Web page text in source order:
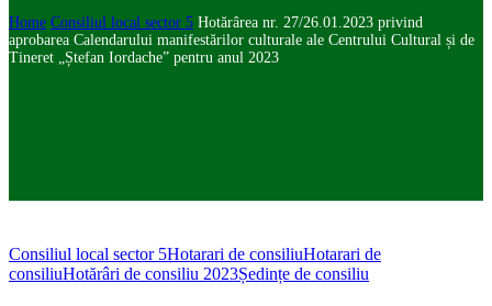
Home Consiliul local sector 5 Hotărârea nr. 27/26.01.2023 privind
aprobarea Calendarului manifestărilor culturale ale Centrului Cultural și de
Tineret „Ștefan Iordache” pentru anul 2023
Consiliul local sector 5Hotarari de consiliuHotarari de
consiliuHotărâri de consiliu 2023Ședințe de consiliu